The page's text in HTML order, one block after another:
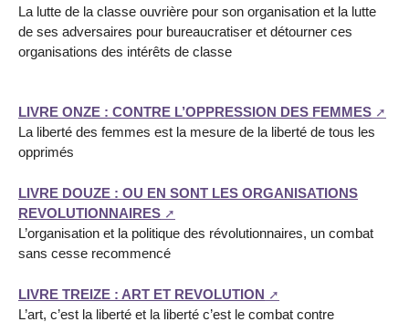
La lutte de la classe ouvrière pour son organisation et la lutte
de ses adversaires pour bureaucratiser et détourner ces
organisations des intérêts de classe
LIVRE ONZE : CONTRE L’OPPRESSION DES FEMMES
La liberté des femmes est la mesure de la liberté de tous les
opprimés
LIVRE DOUZE : OU EN SONT LES ORGANISATIONS
REVOLUTIONNAIRES
L’organisation et la politique des révolutionnaires, un combat
sans cesse recommencé
LIVRE TREIZE : ART ET REVOLUTION
L’art, c’est la liberté et la liberté c’est le combat contre